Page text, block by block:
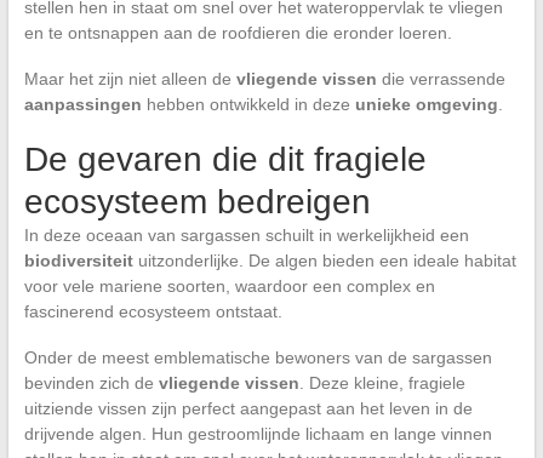
stellen hen in staat om snel over het wateroppervlak te vliegen
en te ontsnappen aan de roofdieren die eronder loeren.
Maar het zijn niet alleen de vliegende vissen die verrassende
aanpassingen hebben ontwikkeld in deze unieke omgeving
De gevaren die dit fragiele
ecosysteem bedreigen
In deze oceaan van sargassen schuilt in werkelijkheid een
biodiversiteituitzonderlijke. De algen bieden een ideale habitat
voor vele mariene soorten, waardoor een complex en
fascinerend ecosysteem ontstaat.
Onder de meest emblematische bewoners van de sargassen
bevinden zich de vliegende vissen . Deze kleine, fragiele
uitziende vissen zijn perfect aangepast aan het leven in de
drijvende algen. Hun gestroomlijnde lichaam en lange vinnen